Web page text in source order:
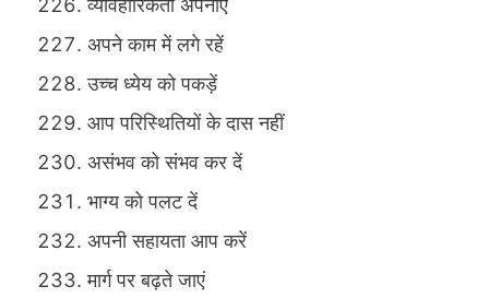
व्यावहारिकता अपनाएं
अपने काम में लगे रहें
उच्च ध्येय को पकड़ें
आप परिस्थितियों के दास नहीं
असंभव को संभव कर दें
भाग्य को पलट दें
अपनी सहायता आप करें
मार्ग पर बढ़ते जाएं